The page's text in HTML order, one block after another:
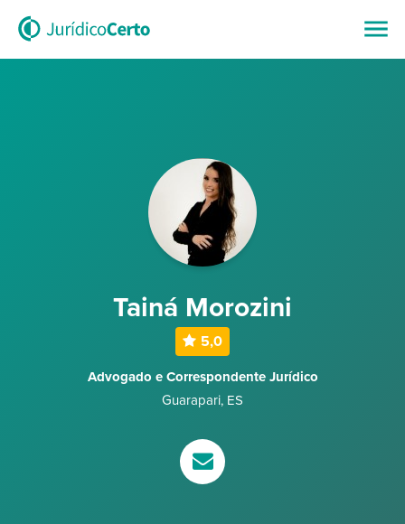
Tainá Morozini
5,0
Advogado e Correspondente Jurídico
Guarapari, ES